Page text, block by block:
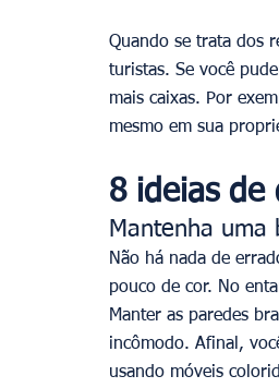
Quando se trata dos
turistas. Se você
mais caixas. Por
mesmo em sua
8 ideias de
Mantenha uma
Não há nada de
pouco de cor. No
Manter as paredes
incômodo. Afinal,
usando móveis